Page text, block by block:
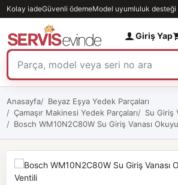
Kolay iadeGüvenli ödemeModel uyumluluk desteği
Giriş Yap
Anasayfa
Beyaz Eşya Yedek Parçaları
Çamaşır Makinesi Yedek Parçaları
Su Giriş
Bosch WM10N2C80W Su Giriş Vanası